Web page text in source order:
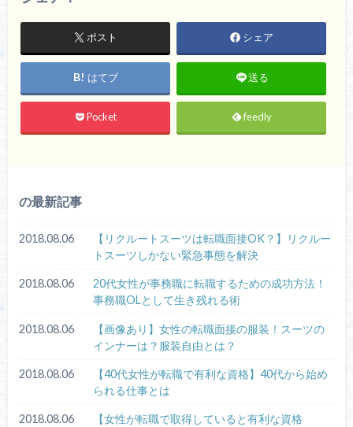
ポスト シェア
はてブ 送る
Pocket feedly
の最新記事
2018.08.06
【リクルートスーツは転職面接OK？】リクルー
トスーツしかない緊急事態を解決
2018.08.06
20代女性が事務職に転職するための成功方法！
事務職OLとして生き残れる術
2018.08.06
【画像あり】女性の転職面接の服装！スーツの
インナーは？服装自由とは？
2018.08.06
【40代女性が転職で有利な資格】40代から始め
られる仕事とは
2018.08.06
【女性が転職で取得していると有利な資格